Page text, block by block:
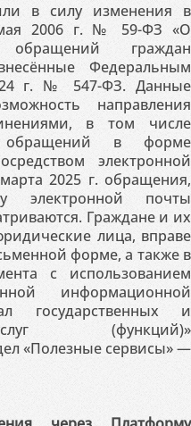
в силу изменения в
2006 г. № 59-ФЗ «О
обращений граждан
Федеральным
г. № 547-ФЗ. Данные
направления
в том числе
обращений в форме
электронной
2025 г. обращения,
электронной почты
Граждане и их
лица, вправе
форме, а также в
с использованием
информационной
государственных и
(функций)»
«Полезные сервисы» —